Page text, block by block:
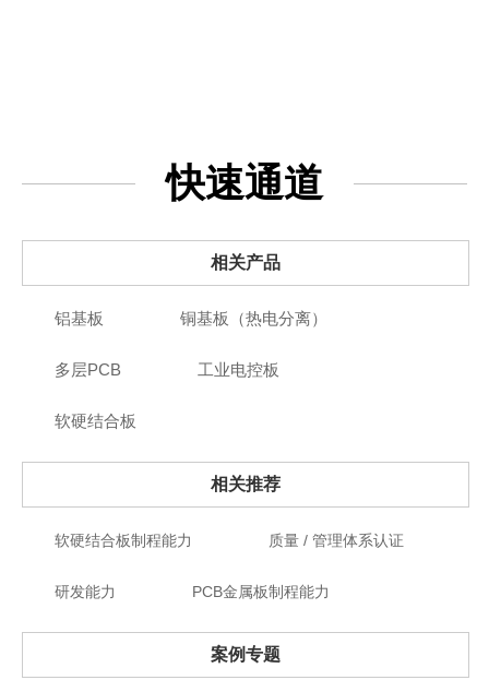
快速通道
相关产品
铝基板 铜基板（热电分离）
多层PCB 工业电控板
软硬结合板
相关推荐
软硬结合板制程能力 质量 / 管理体系认证
研发能力 PCB金属板制程能力
案例专题